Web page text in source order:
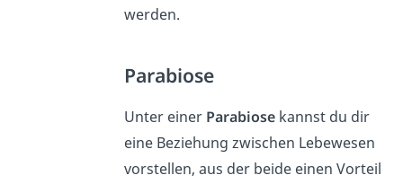
werden.
Parabiose
Unter einer Parabiose kannst du dir
eine Beziehung zwischen Lebewesen
vorstellen, aus der beide einen Vorteil